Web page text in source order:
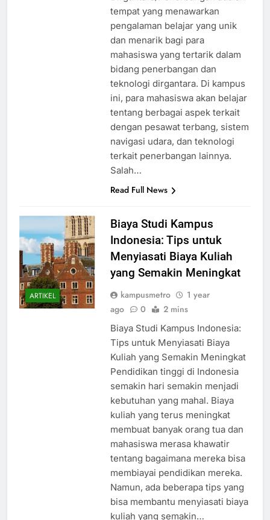
tempat yang menawarkan
pengalaman belajar yang unik
dan menarik bagi para
mahasiswa yang tertarik dalam
bidang penerbangan dan
teknologi dirgantara. Di kampus
ini, para mahasiswa akan belajar
tentang berbagai aspek terkait
dengan pesawat terbang, sistem
navigasi udara, dan teknologi
terkait penerbangan lainnya.
Salah…
Read Full News
ARTIKEL
Biaya Studi Kampus
Indonesia: Tips untuk
Menyiasati Biaya Kuliah
yang Semakin Meningkat
kampusmetro
1 year
ago
0 2 mins
Biaya Studi Kampus Indonesia:
Tips untuk Menyiasati Biaya
Kuliah yang Semakin Meningkat
Pendidikan tinggi di Indonesia
semakin hari semakin menjadi
kebutuhan yang mahal. Biaya
kuliah yang terus meningkat
membuat banyak orang tua dan
mahasiswa merasa khawatir
tentang bagaimana mereka bisa
membiayai pendidikan mereka.
Namun, ada beberapa tips yang
bisa membantu menyiasati biaya
kuliah yang semakin…